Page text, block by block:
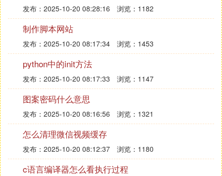
3、黑莓系统（Blackberry OS）
黑莓系统很少出现在中国，也没有像塞班系统一样有
一个“巅峰时刻”，但是黑莓系统绝对是世界上最安全
的系统，这一个大家可以参考各个国家领导人使用的
手机，也是由于黑莓的保密性，黑莓手机全部都是商
务机，受到很多“成功人士”的欢迎。
4、云系统（Yun OS）
这是阿里巴巴旗下的手机系统，相信很多人应该都有
印象，特别是魅族的“粉丝”，印象应该更是深刻。马
云当初为了推广Yun OS，特意投资魅族，那段时间
发布：2025-10-20 08:28:16 浏览：1182
制作脚本网站
发布：2025-10-20 08:17:34 浏览：1453
python中的init方法
发布：2025-10-20 08:17:33 浏览：1147
图案密码什么意思
发布：2025-10-20 08:16:56 浏览：1321
怎么清理微信视频缓存
发布：2025-10-20 08:12:37 浏览：1180
c语言编译器怎么看执行过程